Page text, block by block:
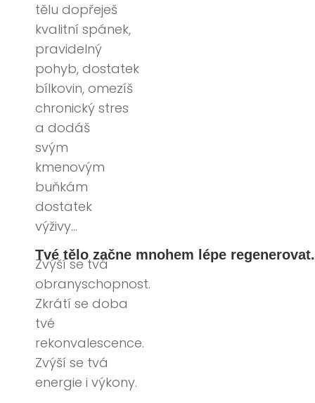
tělu dopřeješ
kvalitní spánek,
pravidelný
pohyb, dostatek
bílkovin, omezíš
chronický stres
a dodáš
svým
kmenovým
buňkám
dostatek
výživy…
Tvé tělo začne mnohem lépe regenerovat.
Zvýší se tvá
obranyschopnost.
Zkrátí se doba
tvé
rekonvalescence.
Zvýší se tvá
energie i výkony.